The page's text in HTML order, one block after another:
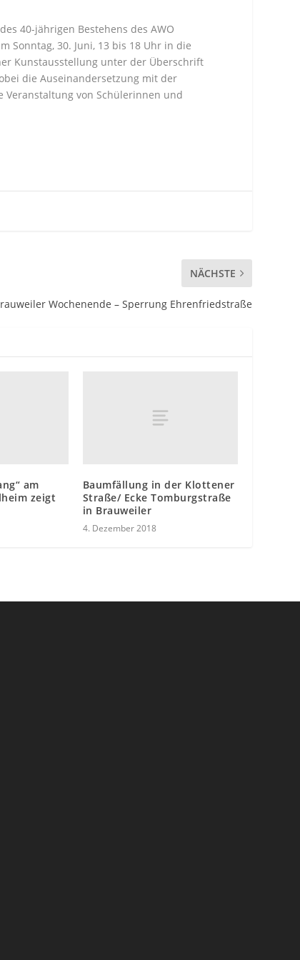
40-jährigen Bestehens des AWO
Sonntag, 30. Juni, 13 bis 18 Uhr in die
Kunstausstellung unter der Überschrift
die Auseinandersetzung mit der
von Schülerinnen und
NÄCHSTE
Wochenende – Sperrung Ehrenfriedstraße
am
zeigt
Baumfällung in der Klottener
Straße/ Ecke Tomburgstraße
in Brauweiler
4. Dezember 2018